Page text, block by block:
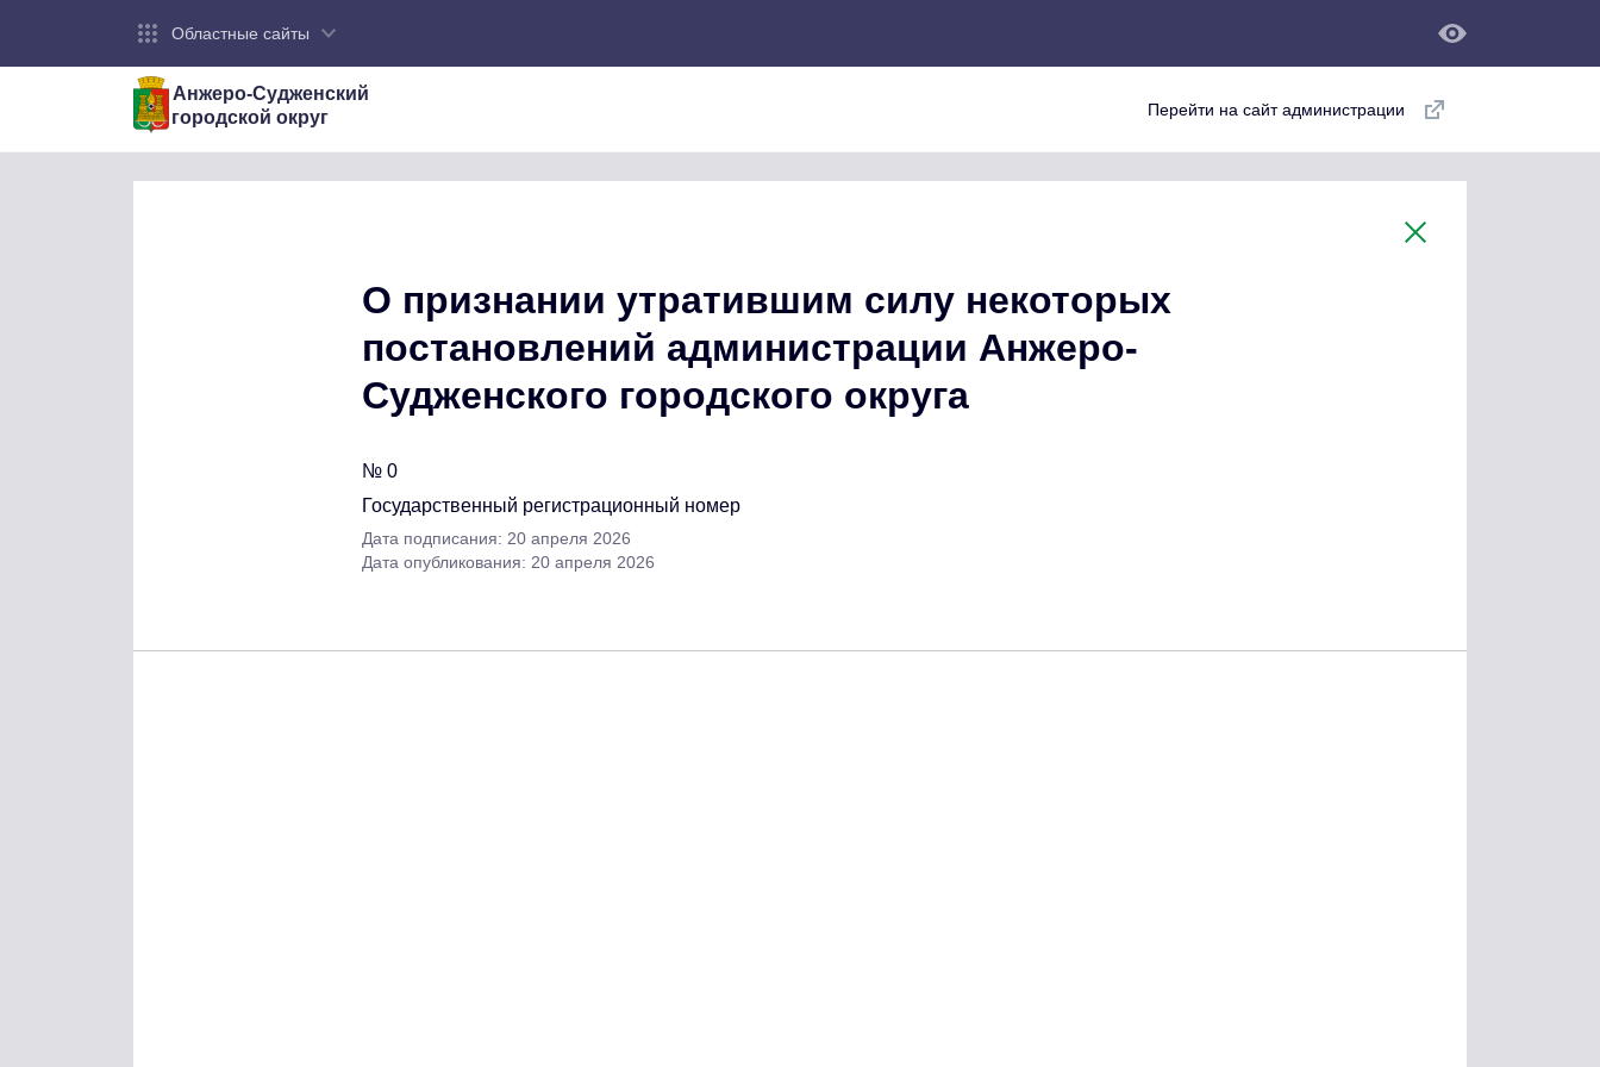
Областные сайты
Анжеро-Судженский
городской округ
Перейти на сайт администрации
О признании утратившим силу некоторых
постановлений администрации Анжеро-
Судженского городского округа
№ 0
Государственный регистрационный номер
Дата подписания: 20 апреля 2026
Дата опубликования: 20 апреля 2026